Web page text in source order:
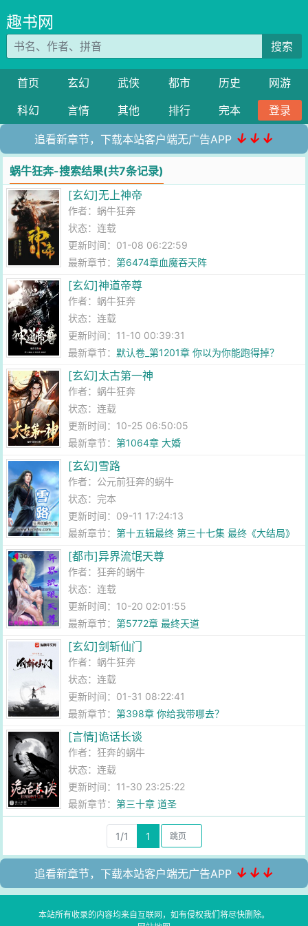
趣书网
搜索
首页 玄幻 武侠 都市 历史
网游
科幻
言情 其他 排行 完本 登录
追看新章节，下载本站客户端无广告APP ↓↓↓
蜗牛狂奔-搜索结果(共7条记录)
[玄幻]无上神帝
作者： 蜗牛狂奔
状态：连载
更新时间：01-08 06:22:59
最新章节：第6474章血魔吞天阵
[玄幻]神道帝尊
作者： 蜗牛狂奔
状态：连载
更新时间：11-10 00:39:31
最新章节：默认卷_第1201章 你以为你能跑得掉？
[玄幻]太古第一神
作者： 蜗牛狂奔
状态：连载
更新时间：10-25 06:50:05
最新章节：第1064章 大婚
[玄幻]雪路
作者： 公元前狂奔的蜗牛
状态：完本
更新时间：09-11 17:24:13
最新章节：第十五辑最终 第三十七集 最终《大结局》
[都市]异界流氓天尊
作者： 狂奔的蜗牛
状态：连载
更新时间：10-20 02:01:55
最新章节：第5772章 最终天道
[玄幻]剑斩仙门
作者： 蜗牛狂奔
状态：连载
更新时间：01-31 08:22:41
最新章节：第398章 你给我带哪去？
[言情]诡话长谈
作者： 狂奔的蜗牛
状态：连载
更新时间：11-30 23:25:22
最新章节：第三十章 道圣
1/1 1
追看新章节，下载本站客户端无广告APP ↓↓↓
本站所有收录的内容均来自互联网，如有侵权我们将尽快删除。